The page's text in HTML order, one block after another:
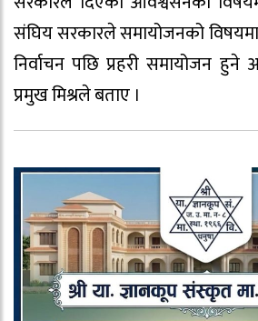
संघिय सरकारले समायोजनको
निर्वाचन पछि प्रहरी समायोजन हुने
प्रमुख मिश्रले बताए ।